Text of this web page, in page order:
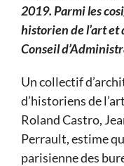
2019. Parmi les
historien de l’art
Conseil
Un collectif
d’historiens de
Roland Castro,
Perrault, estime
parisienne des